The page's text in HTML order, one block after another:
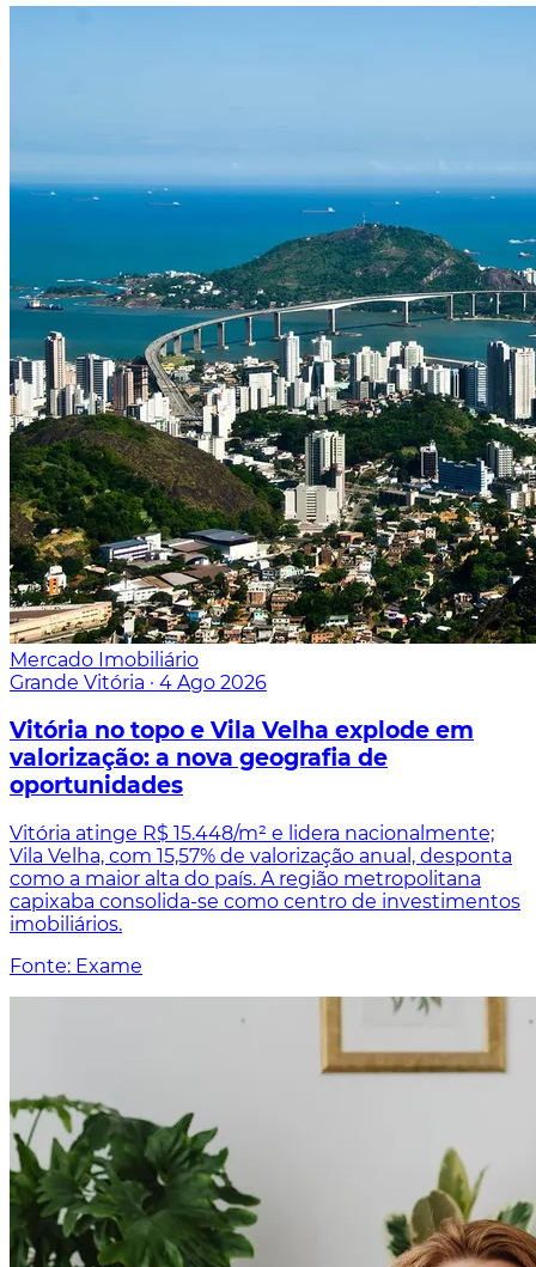
Mercado Imobiliário
Grande Vitória · 4 Ago 2026
Vitória no topo e Vila Velha explode em
valorização: a nova geografia de
oportunidades
Vitória atinge R$ 15.448/m² e lidera nacionalmente;
Vila Velha, com 15,57% de valorização anual, desponta
como a maior alta do país. A região metropolitana
capixaba consolida-se como centro de investimentos
imobiliários.
Fonte: Exame